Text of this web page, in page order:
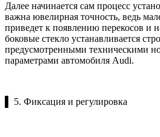
Далее начинается сам процесс
важна ювелирная точность, ведь
приведет к появлению перекосов и
боковые стекло устанавливается
предусмотренными техническими
параметрами автомобиля Audi.
▌ 5. Фиксация и регулировка